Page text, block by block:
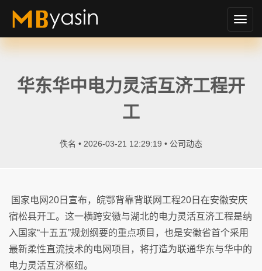
切
换
华东华中电力灵活互济工程开
工
佚名 • 2026-03-21 12:29:19 • 公司动态
国家电网20日宣布，皖鄂背靠背联网工程20日在安徽安庆
宿松县开工。这一横跨安徽与湖北的电力灵活互济工程是纳
入国家“十五五”规划纲要的重点项目，也是安徽省首个采用
最新柔性直流技术的电网项目，将打造为联通华东与华中的
电力灵活互济枢纽。